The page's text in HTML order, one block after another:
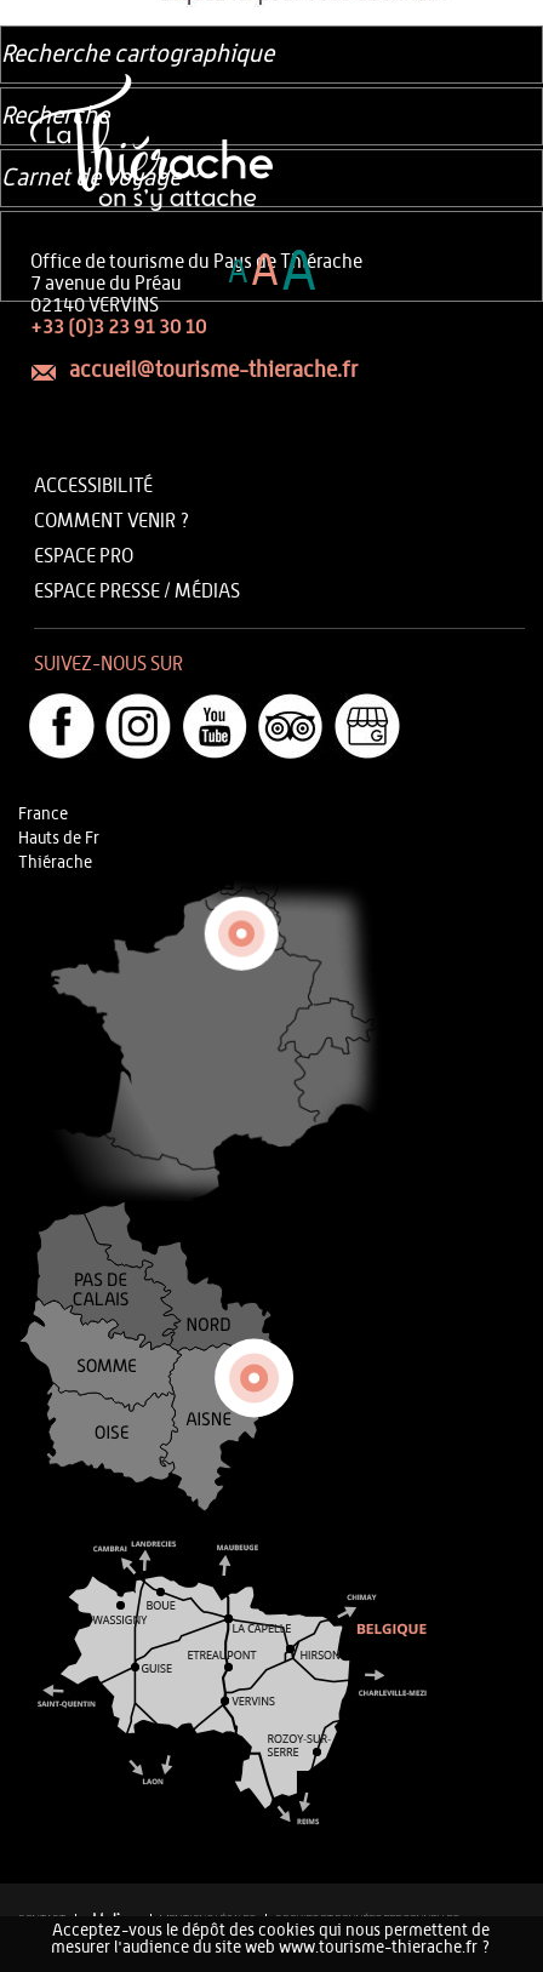
Office de tourisme du Pays de Thiérache
7 avenue du Préau
02140 VERVINS
+33 (0)3 23 91 30 10
accueil@tourisme-thierache.fr
ACCESSIBILITÉ
COMMENT VENIR ?
ESPACE PRO
ESPACE PRESSE / MÉDIAS
SUIVEZ-NOUS SUR
France
Hauts de Fr
Thiérache
CONTACT MENTIONS LÉGALES
COOKIES ET DONNÉES PERSONNELLES
PLAN DU SITE
Recherche cartographique
Recherche
Carnet de voyage
AAA
Acceptez-vous le dépôt des cookies qui nous permettent de
mesurer l'audience du site web www.tourisme-thierache.fr ?